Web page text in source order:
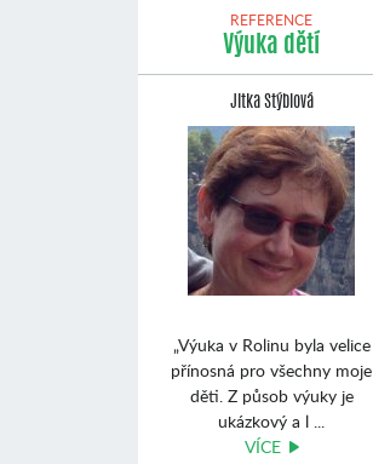
REFERENCE
Výuka dětí
Jitka Stýblová
„Výuka v Rolinu byla velice
přínosná pro všechny moje
děti. Z působ výuky je
ukázkový a l ...
VÍCE